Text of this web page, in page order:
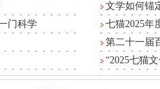
门科学
文学如何锚
七猫2025年
第二十一届
“2025七猫